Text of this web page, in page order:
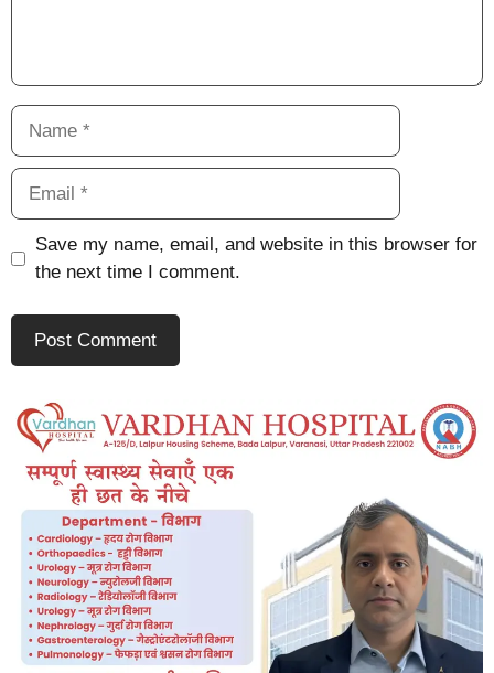
Name
Email
Save my name, email, and website in this browser for
the next time I comment.